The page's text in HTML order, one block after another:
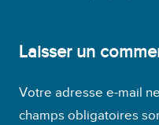
Laisser un
Votre adresse e-mail
champs obligatoires